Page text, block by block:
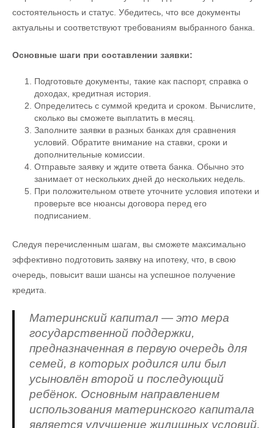
состоятельность и статус. Убедитесь, что все документы
актуальны и соответствуют требованиям выбранного банка.
Основные шаги при составлении заявки:
Подготовьте документы, такие как паспорт, справка о
доходах, кредитная история.
Определитесь с суммой кредита и сроком. Вычислите,
сколько вы сможете выплатить в месяц.
Заполните заявки в разных банках для сравнения
условий. Обратите внимание на ставки, сроки и
дополнительные комиссии.
Отправьте заявку и ждите ответа банка. Обычно это
занимает от нескольких дней до нескольких недель.
При положительном ответе уточните условия ипотеки и
проверьте все нюансы договора перед его
подписанием.
Следуя перечисленным шагам, вы сможете максимально
эффективно подготовить заявку на ипотеку, что, в свою
очередь, повысит ваши шансы на успешное получение
кредита.
Материнский капитал — это мера
государственной поддержки,
предназначенная в первую очередь для
семей, в которых родился или был
усыновлён второй и последующий
ребёнок. Основным направлением
использования материнского капитала
является улучшение жилищных условий,